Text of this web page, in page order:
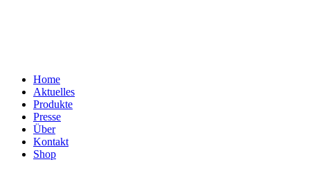
Home
Aktuelles
Produkte
Presse
Über
Kontakt
Shop